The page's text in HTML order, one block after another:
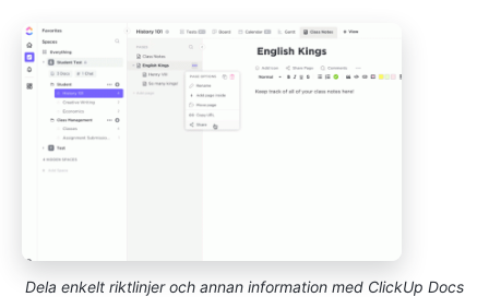
Dela enkelt riktlinjer och annan information med ClickUp Docs